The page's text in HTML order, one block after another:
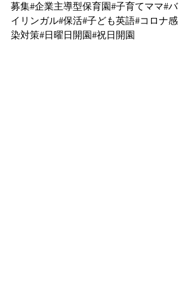
募集#企業主導型保育園#子育てママ#バ
イリンガル#保活#子ども英語#コロナ感
染対策#日曜日開園#祝日開園